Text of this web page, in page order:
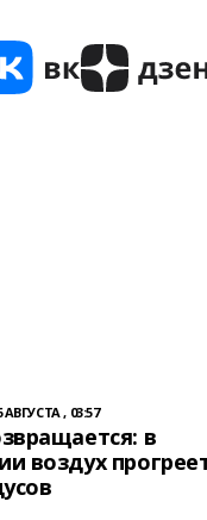
АВГУСТА , 03:57
в
воздух